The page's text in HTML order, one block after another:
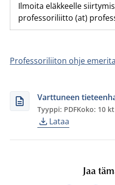
Ilmoita eläkkeelle
professoriliitto (at)
Professoriliiton ohje
Varttuneen
Tyyppi: PDFKoko: 10 kt
Lataa
Jaa